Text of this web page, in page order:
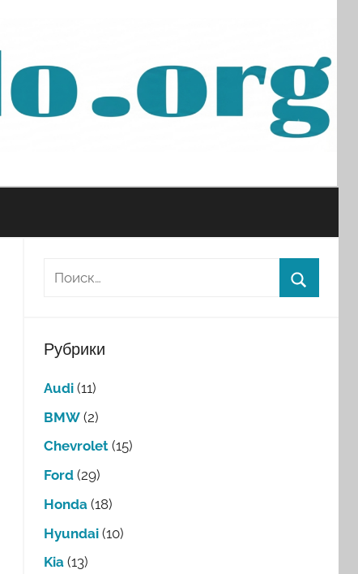
Рубрики
Audi(11)
BMW(2)
Chevrolet(15)
Ford(29)
Honda(18)
Hyundai(10)
Kia(13)